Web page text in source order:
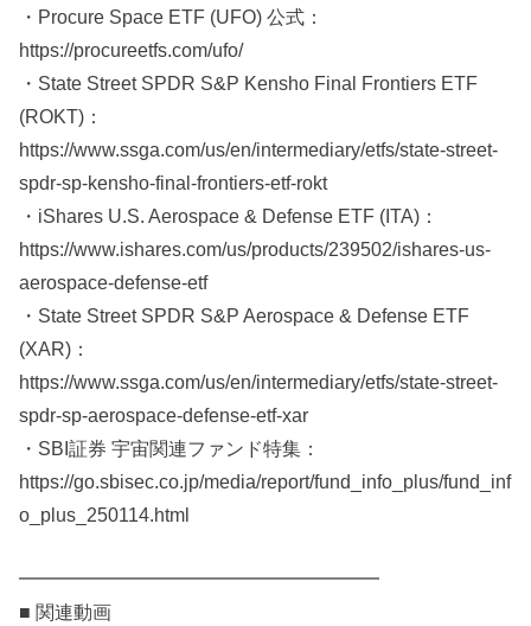
・Procure Space ETF (UFO) 公式：
https://procureetfs.com/ufo/
・State Street SPDR S&P Kensho Final Frontiers ETF
(ROKT)：
https://www.ssga.com/us/en/intermediary/etfs/state-street-
spdr-sp-kensho-final-frontiers-etf-rokt
・iShares U.S. Aerospace & Defense ETF (ITA)：
https://www.ishares.com/us/products/239502/ishares-us-
aerospace-defense-etf
・State Street SPDR S&P Aerospace & Defense ETF
(XAR)：
https://www.ssga.com/us/en/intermediary/etfs/state-street-
spdr-sp-aerospace-defense-etf-xar
・SBI証券 宇宙関連ファンド特集：
https://go.sbisec.co.jp/media/report/fund_info_plus/fund_inf
o_plus_250114.html
━━━━━━━━━━━━━━━━━━━
■ 関連動画